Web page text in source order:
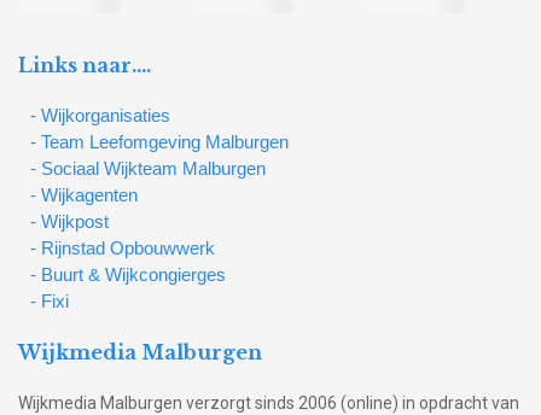
Links naar….
- Wijkorganisaties
- Team Leefomgeving Malburgen
- Sociaal Wijkteam Malburgen
- Wijkagenten
- Wijkpost
- Rijnstad Opbouwwerk
- Buurt & Wijkcongierges
- Fixi
Wijkmedia Malburgen
Wijkmedia Malburgen verzorgt sinds 2006 (online) in opdracht van